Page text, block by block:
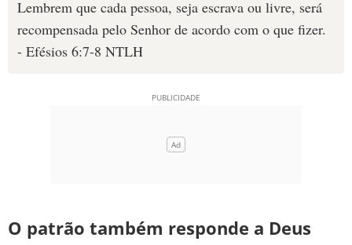
Lembrem que cada pessoa, seja escrava ou livre, será
recompensada pelo Senhor de acordo com o que fizer.
- Efésios 6:7-8 NTLH
O patrão também responde a Deus